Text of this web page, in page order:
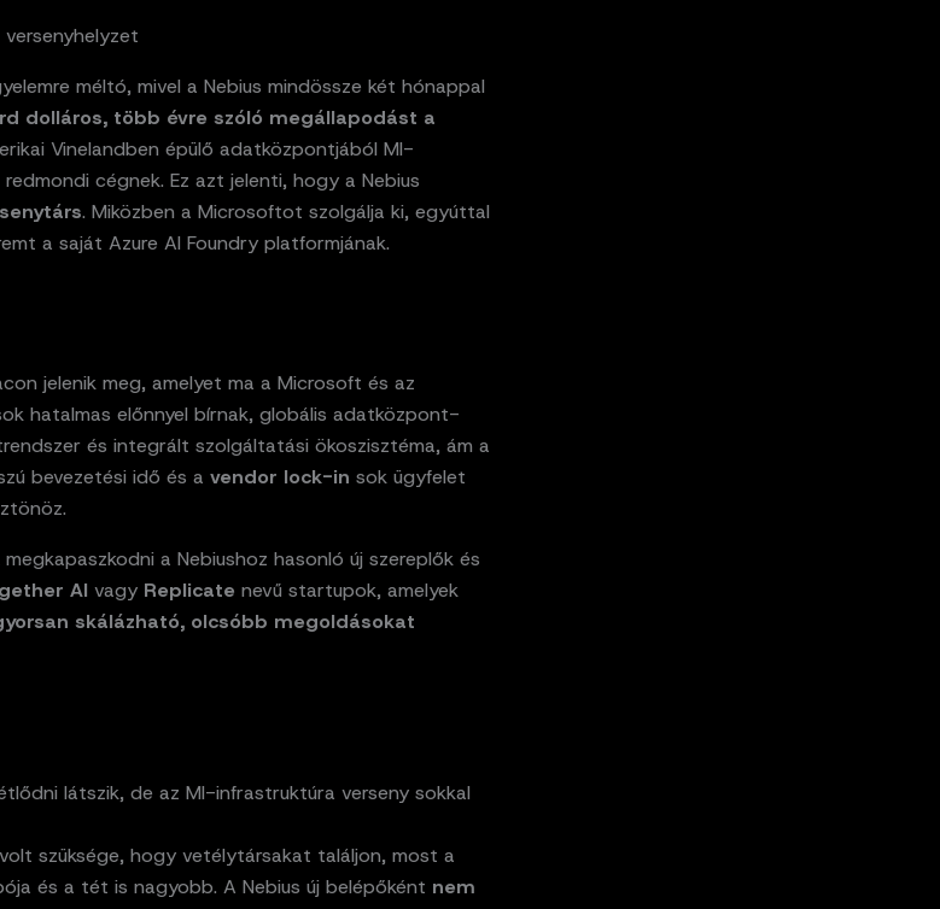
méltó, mivel a Nebius mindössze két hónappal
dolláros, több évre szóló megállapodást a
Vinelandben épülő adatközpontjából MI-
cégnek. Ez azt jelenti, hogy a Nebius
. Miközben a Microsoftot szolgálja ki, egyúttal
a saját Azure AI Foundry platformjának.
jelenik meg, amelyet ma a Microsoft és az
hatalmas előnnyel bírnak, globális adatközpont-
és integrált szolgáltatási ökoszisztéma, ám a
bevezetési idő és a vendor lock-in sok ügyfelet
a Nebiushoz hasonló új szereplők és
AI vagy Replicate nevű startupok, amelyek
skálázható, olcsóbb megoldásokat
látszik, de az MI-infrastruktúra verseny sokkal
szüksége, hogy vetélytársakat találjon, most a
és a tét is nagyobb. A Nebius új belépőként nem